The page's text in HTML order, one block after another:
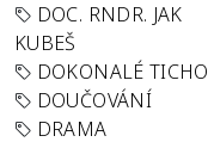
DOC. RNDR. JAK
KUBEŠ
DOKONALÉ TICHO
DOUČOVÁNÍ
DRAMA